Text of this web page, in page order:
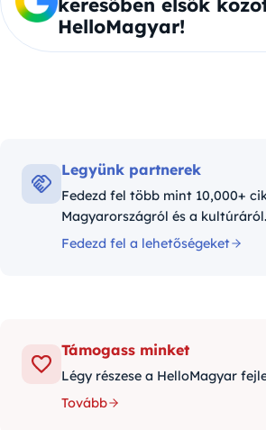
HelloMagyar!
Legyünk partnerek
Fedezd fel több mint 10,000+
Magyarországról és a kultúráról.
Fedezd fel a lehetőségeket
Támogass minket
Légy részese a HelloMagyar
Tovább